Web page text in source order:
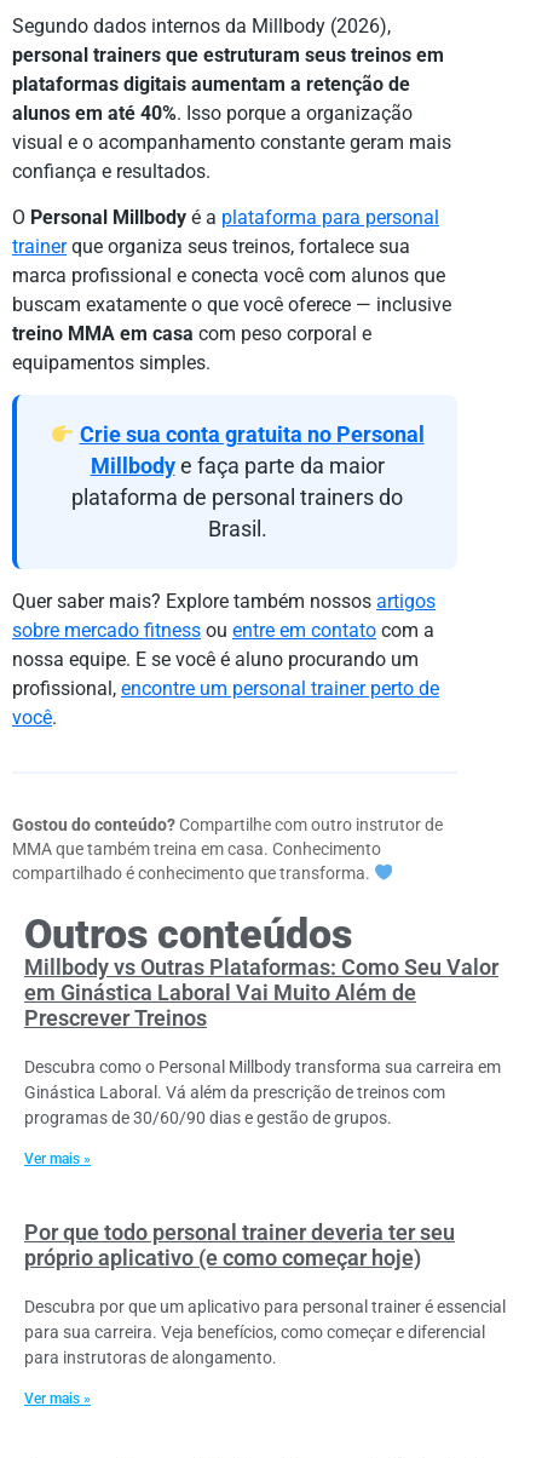
Segundo dados internos da Millbody (2026),
personal trainers que estruturam seus treinos em
plataformas digitais aumentam a retenção de
alunos em até 40%. Isso porque a organização
visual e o acompanhamento constante geram mais
confiança e resultados.
O Personal Millbody é a plataforma para personal
trainerque organiza seus treinos, fortalece sua
marca profissional e conecta você com alunos que
buscam exatamente o que você oferece — inclusive
treino MMA em casa com peso corporal e
equipamentos simples.
Crie sua conta gratuita no Personal
Millbodye faça parte da maior
plataforma de personal trainers do
Brasil.
Quer saber mais? Explore também nossos artigos
sobre mercado fitness ou entre em contato com a
nossa equipe. E se você é aluno procurando um
profissional, encontre um personal trainer perto de
você.
Gostou do conteúdo?Compartilhe com outro instrutor de
MMA que também treina em casa. Conhecimento
compartilhado é conhecimento que transforma.
Outros conteúdos
Millbody vs Outras Plataformas: Como Seu Valor
em Ginástica Laboral Vai Muito Além de
Prescrever Treinos
Descubra como o Personal Millbody transforma sua carreira em
Ginástica Laboral. Vá além da prescrição de treinos com
programas de 30/60/90 dias e gestão de grupos.
Ver mais »
Por que todo personal trainer deveria ter seu
próprio aplicativo (e como começar hoje)
Descubra por que um aplicativo para personal trainer é essencial
para sua carreira. Veja benefícios, como começar e diferencial
para instrutoras de alongamento.
Ver mais »